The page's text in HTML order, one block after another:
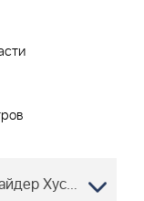
16 ПРОВОДКА АККУМУЛЯТОР Райдер Хускварна R213 C 967150401, 2013